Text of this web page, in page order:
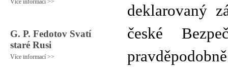
Více informací >>
G. P. Fedotov Svatí
staré Rusi
Více informací >>
deklarovaný
české